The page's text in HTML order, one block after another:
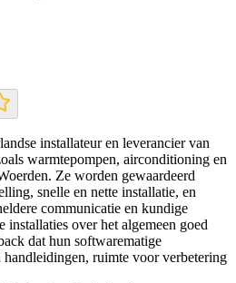
installateur en leverancier van
warmtepompen, airconditioning en
Ze worden gewaardeerd
snelle en nette installatie, en
communicatie en kundige
installaties over het algemeen goed
dat hun softwarematige
handleidingen, ruimte voor verbetering